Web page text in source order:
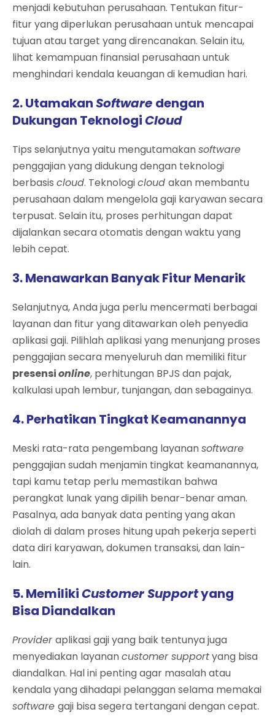
menjadi kebutuhan perusahaan. Tentukan fitur-
fitur yang diperlukan perusahaan untuk mencapai
tujuan atau target yang direncanakan. Selain itu,
lihat kemampuan finansial perusahaan untuk
menghindari kendala keuangan di kemudian hari.
2. UtamakanSoftware dengan
Dukungan TeknologiCloud
Tips selanjutnya yaitu mengutamakansoftware
penggajian yang didukung dengan teknologi
berbasis cloud. Teknologicloud akan membantu
perusahaan dalam mengelola gaji karyawan secara
terpusat. Selain itu, proses perhitungan dapat
dijalankan secara otomatis dengan waktu yang
lebih cepat.
3. Menawarkan Banyak Fitur Menarik
Selanjutnya, Anda juga perlu mencermati berbagai
layanan dan fitur yang ditawarkan oleh penyedia
aplikasi gaji. Pilihlah aplikasi yang menunjang proses
penggajian secara menyeluruh dan memiliki fitur
presensionline, perhitungan BPJS dan pajak,
kalkulasi upah lembur, tunjangan, dan sebagainya.
4. Perhatikan Tingkat Keamanannya
Meski rata-rata pengembang layanansoftware
penggajian sudah menjamin tingkat keamanannya,
tapi kamu tetap perlu memastikan bahwa
perangkat lunak yang dipilih benar-benar aman.
Pasalnya, ada banyak data penting yang akan
diolah di dalam proses hitung upah pekerja seperti
data diri karyawan, dokumen transaksi, dan lain-
lain.
5. MemilikiCustomer Supportyang
Bisa Diandalkan
Provideraplikasi gaji yang baik tentunya juga
menyediakan layanancustomer supportyang bisa
diandalkan. Hal ini penting agar masalah atau
kendala yang dihadapi pelanggan selama memakai
software gaji bisa segera tertangani dengan cepat.